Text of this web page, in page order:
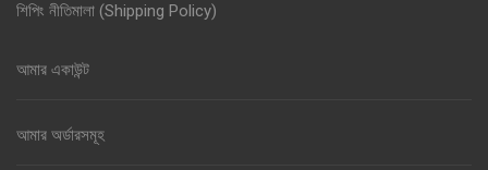
শিপিং নীতিমালা (Shipping Policy)
আমার একাউন্ট
আমার অর্ডারসমূহ